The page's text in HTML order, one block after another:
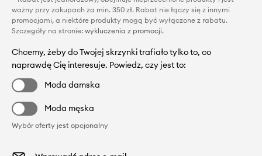
ważny przy zakupach za min. 350 zł. Rabat nie łączy się z innymi
promocjami, a niektóre produkty mogą być wyłączone z rabatu.
Szczegóły na stronie: wykluczenia z promocji.
Chcemy, żeby do Twojej skrzynki trafiało tylko to, co
naprawdę Cię interesuje. Powiedz, czy jest to:
Moda damska
Moda męska
Wybór oferty jest opcjonalny